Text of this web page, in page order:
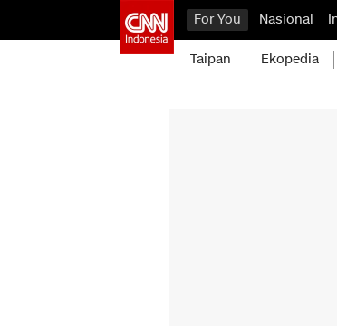
For You Nasional
Taipan Ekopedia